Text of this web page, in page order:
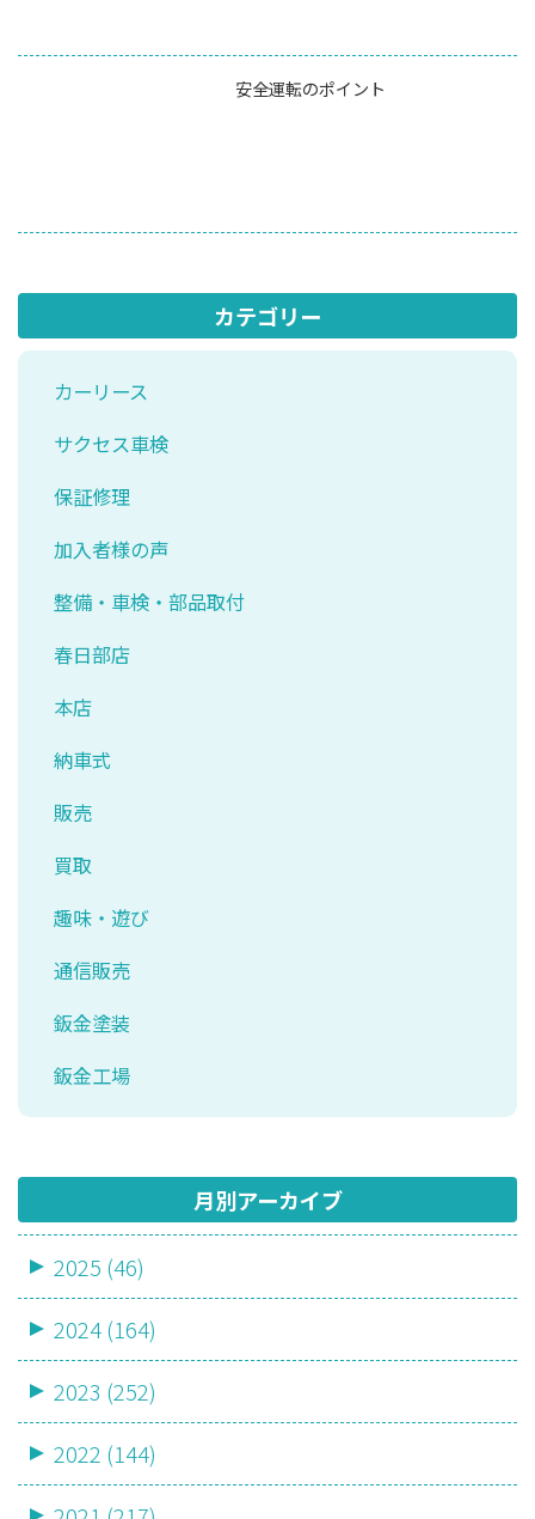
安全運転のポイント
カテゴリー
カーリース
サクセス車検
保証修理
加入者様の声
整備・車検・部品取付
春日部店
本店
納車式
販売
買取
趣味・遊び
通信販売
鈑金塗装
鈑金工場
月別アーカイブ
2025 (46)
2024 (164)
2023 (252)
2022 (144)